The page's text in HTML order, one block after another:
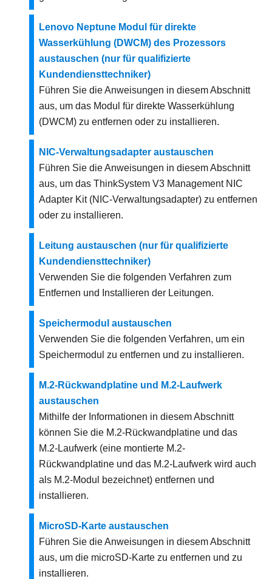
Lenovo Neptune Modul für direkte
Wasserkühlung (DWCM) des Prozessors
austauschen (nur für qualifizierte
Kundendiensttechniker)
Führen Sie die Anweisungen in diesem Abschnitt
aus, um das Modul für direkte Wasserkühlung
(DWCM) zu entfernen oder zu installieren.
NIC-Verwaltungsadapter austauschen
Führen Sie die Anweisungen in diesem Abschnitt
aus, um das ThinkSystem V3 Management NIC
Adapter Kit(NIC-Verwaltungsadapter) zu entfernen
oder zu installieren.
Leitung austauschen (nur für qualifizierte
Kundendiensttechniker)
Verwenden Sie die folgenden Verfahren zum
Entfernen und Installieren der Leitungen.
Speichermodul austauschen
Verwenden Sie die folgenden Verfahren, um ein
Speichermodul zu entfernen und zu installieren.
M.2-Rückwandplatine und M.2-Laufwerk
austauschen
Mithilfe der Informationen in diesem Abschnitt
können Sie die M.2-Rückwandplatine und das
M.2-Laufwerk (eine montierte M.2-
Rückwandplatine und das M.2-Laufwerk wird auch
als M.2-Modul bezeichnet) entfernen und
installieren.
MicroSD-Karte austauschen
Führen Sie die Anweisungen in diesem Abschnitt
aus, um die microSD-Karte zu entfernen und zu
installieren.